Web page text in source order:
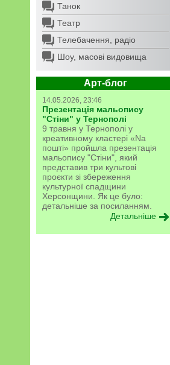
Танок
Театр
Телебачення, радіо
Шоу, масові видовища
Арт-блог
14.05.2026, 23:46
Презентація мальопису
"Стіни" у Тернополі
9 травня у Тернополі у
креативному кластері «Na
пошті» пройшла презентація
мальопису "Стіни", який
представив три культові
проєкти зі збереження
культурної спадщини
Херсонщини. Як це було:
детальніше за посиланням.
Детальніше